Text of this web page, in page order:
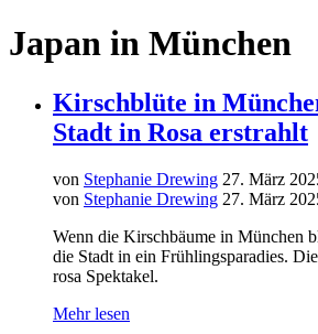
Japan in München
Kirschblüte in
Stadt in Rosa erstrahlt
von Stephanie Drewing 27. März
von Stephanie Drewing 27. März
Wenn die Kirschbäume in München
die Stadt in ein Frühlingsparadies.
rosa Spektakel.
Mehr lesen